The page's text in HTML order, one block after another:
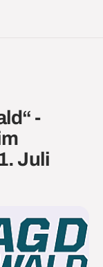
-
Juli